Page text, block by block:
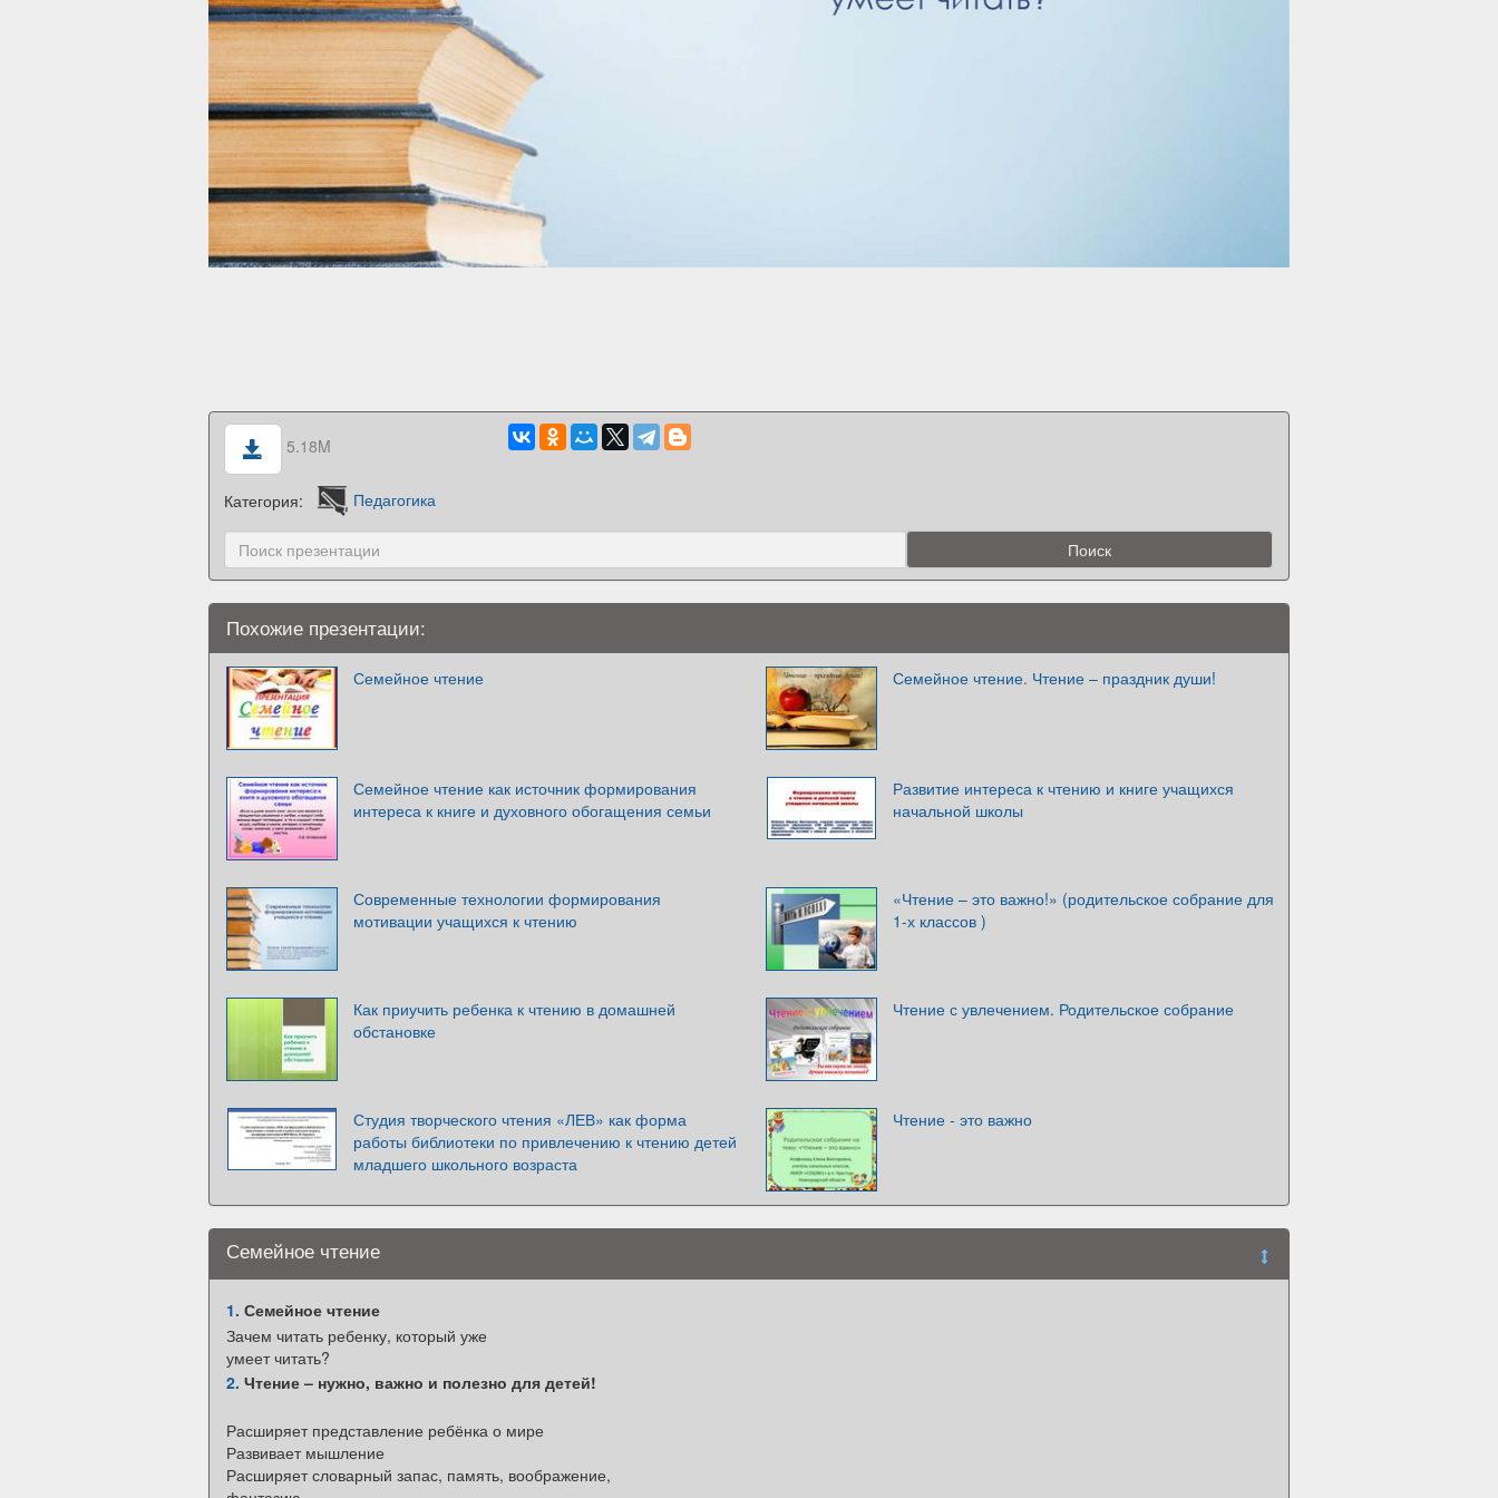
5.18M
Категория: Педагогика
Похожие презентации:
Семейное чтение Семейное чтение. Чтение – праздник души!
Семейное чтение как источник формирования
интереса к книге и духовного обогащения семьи
Развитие интереса к чтению и книге учащихся
начальной школы
Современные технологии формирования
мотивации учащихся к чтению
«Чтение – это важно!» (родительское собрание для
1-х классов )
Как приучить ребенка к чтению в домашней
обстановке
Чтение с увлечением. Родительское собрание
Студия творческого чтения «ЛЕВ» как форма
работы библиотеки по привлечению к чтению детей
младшего школьного возраста
Чтение - это важно
Семейное чтение
1. Семейное чтение
Зачем читать ребенку, который уже
умеет читать?
2. Чтение – нужно, важно и полезно для детей!
Расширяет представление ребёнка о мире
Развивает мышление
Расширяет словарный запас, память, воображение,